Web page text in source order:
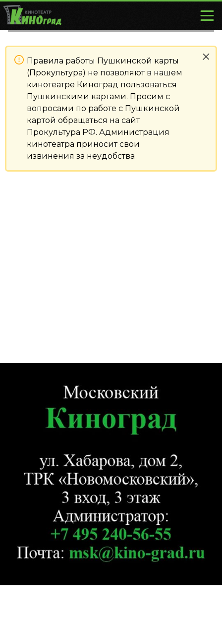
Правила работы Пушкинской карты
(Прокультура) не позволяют в нашем
кинотеатре Киноград пользоваться
Пушкинскими картами. Просим с
вопросами по работе с Пушкинской
картой обращаться на сайт
Прокультура РФ. Администрация
кинотеатра приносит свои
извинения за неудобства